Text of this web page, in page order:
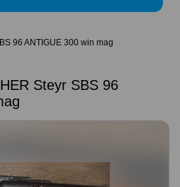
96 ANTIGUE 300 win mag
Steyr SBS 96